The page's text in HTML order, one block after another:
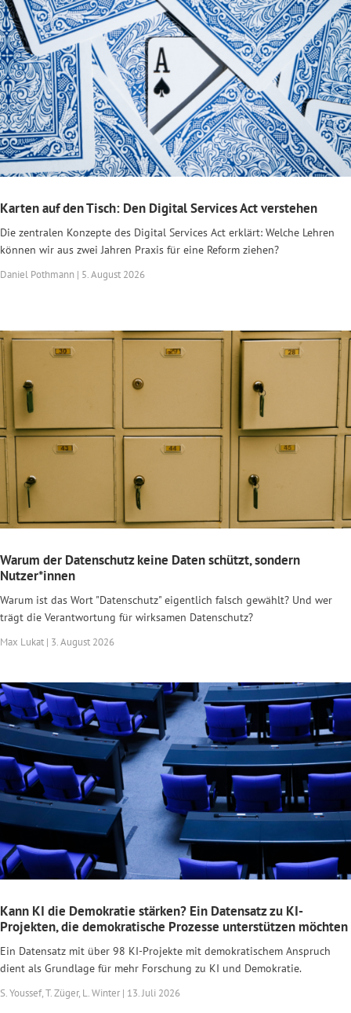
Karten auf den Tisch: Den Digital Services Act verstehen
Die zentralen Konzepte des Digital Services Act erklärt: Welche Lehren
können wir aus zwei Jahren Praxis für eine Reform ziehen?
Daniel Pothmann | 5. August 2026
Warum der Datenschutz keine Daten schützt, sondern
Nutzer*innen
Warum ist das Wort "Datenschutz" eigentlich falsch gewählt? Und wer
trägt die Verantwortung für wirksamen Datenschutz?
Max Lukat | 3. August 2026
Kann KI die Demokratie stärken? Ein Datensatz zu KI-
Projekten, die demokratische Prozesse unterstützen möchten
Ein Datensatz mit über 98 KI-Projekte mit demokratischem Anspruch
dient als Grundlage für mehr Forschung zu KI und Demokratie.
S. Youssef, T. Züger, L. Winter | 13. Juli 2026